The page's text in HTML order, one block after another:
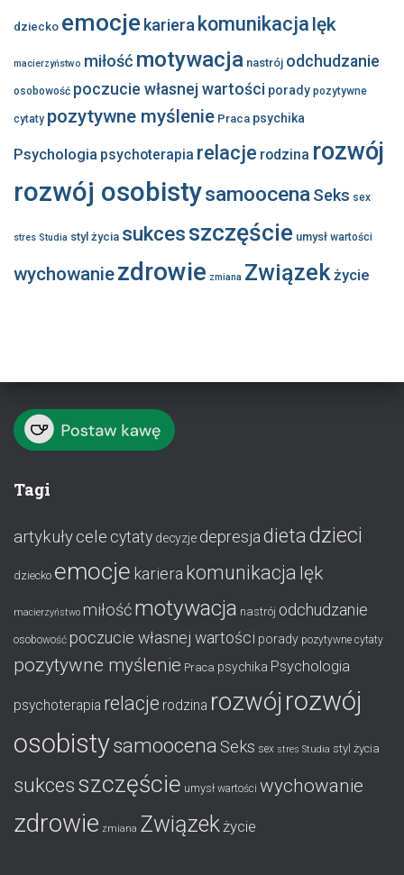
dziecko emocje kariera komunikacja lęk
macierzyństwo miłość motywacja nastrój odchudzanie
osobowość poczucie własnej wartości porady pozytywne
cytaty pozytywne myślenie Praca psychika
Psychologia psychoterapia relacje rodzina rozwój
rozwój osobistysamoocenaSeks sex
stres Studia styl życia sukcesszczęście umysł wartości
wychowaniezdrowie zmiana Związek życie
Tagi
artykułycele cytaty decyzje depresja dietadzieci
dziecko emocje kariera komunikacja lęk
macierzyństwo miłośćmotywacja nastrój odchudzanie
osobowość poczucie własnej wartości porady pozytywne cytaty
pozytywne myślenie Praca psychika Psychologia
psychoterapia relacje rodzina rozwój rozwój
osobistysamoocena Seks sex stres Studia styl życia
sukcesszczęście umysł wartości wychowanie
zdrowie zmiana Związekżycie